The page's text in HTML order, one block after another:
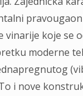
vinarije koje
moderne
i nove